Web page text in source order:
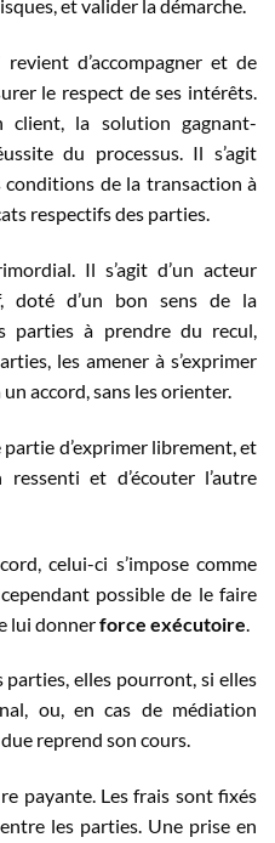
et valider la démarche.
d’accompagner et de
le respect de ses intérêts.
client, la solution gagnant-
du processus. Il s’agit
conditions de la transaction à
respectifs des parties.
Il s’agit d’un acteur
doté d’un bon sens de la
parties à prendre du recul,
les amener à s’exprimer
accord, sans les orienter.
d’exprimer librement, et
et d’écouter l’autre
celui-ci s’impose comme
possible de le faire
lui donnerforce exécutoire
parties, elles pourront, si elles
ou, en cas de médiation
reprend son cours.
payante. Les frais sont fixés
les parties. Une prise en